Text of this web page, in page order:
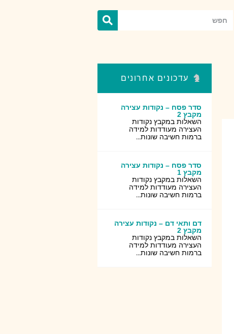
עדכונים אחרונים
סדר פסח – נקודות עצירה
מקבץ 2
השאלות במקבץ נקודות
העצירה מעודדות למידה
ברמות חשיבה שונות...
סדר פסח – נקודות עצירה
מקבץ 1
השאלות במקבץ נקודות
העצירה מעודדות למידה
ברמות חשיבה שונות...
דם ותאי דם – נקודות עצירה
מקבץ 2
השאלות במקבץ נקודות
העצירה מעודדות למידה
ברמות חשיבה שונות...